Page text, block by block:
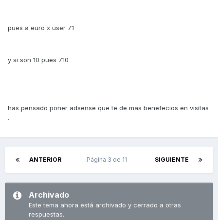
pues a euro x user 71
y si son 10 pues 710
has pensado poner adsense que te de mas benefecios en visitas
.
ANTERIOR SIGUIENTE
Página 3 de 11
Archivado
Este tema ahora está archivado y cerrado a otras
respuestas.